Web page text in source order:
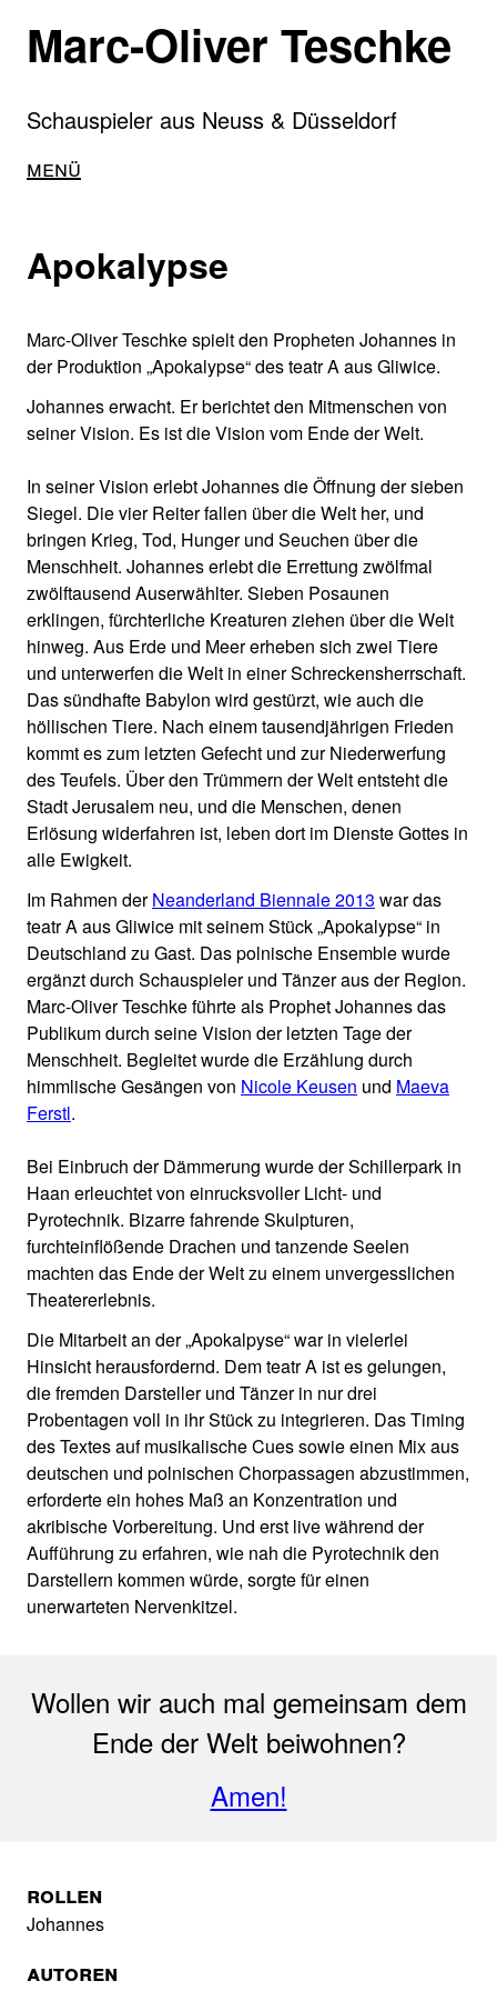
InhaltMarc-Oliver Teschke
Schauspieler aus Neuss & Düsseldorf
MainMenü
Apokalypse
Marc-Oliver Teschke spielt den Propheten Johannes in
der Produktion „Apokalypse“ des teatr A aus Gliwice.
Johannes erwacht. Er berichtet den Mitmenschen von
seiner Vision. Es ist die Vision vom Ende der Welt.
In seiner Vision erlebt Johannes die Öffnung der sieben
Siegel. Die vier Reiter fallen über die Welt her, und
bringen Krieg, Tod, Hunger und Seuchen über die
Menschheit. Johannes erlebt die Errettung zwölfmal
zwölftausend Auserwählter. Sieben Posaunen
erklingen, fürchterliche Kreaturen ziehen über die Welt
hinweg. Aus Erde und Meer erheben sich zwei Tiere
und unterwerfen die Welt in einer Schreckensherrschaft.
Das sündhafte Babylon wird gestürzt, wie auch die
höllischen Tiere. Nach einem tausendjährigen Frieden
kommt es zum letzten Gefecht und zur Niederwerfung
des Teufels. Über den Trümmern der Welt entsteht die
Stadt Jerusalem neu, und die Menschen, denen
Erlösung widerfahren ist, leben dort im Dienste Gottes in
alle Ewigkeit.
Im Rahmen derNeanderland Biennale 2013 war das
teatr A aus Gliwice mit seinem Stück „Apokalypse“ in
Deutschland zu Gast. Das polnische Ensemble wurde
ergänzt durch Schauspieler und Tänzer aus der Region.
Marc-Oliver Teschke führte als Prophet Johannes das
Publikum durch seine Vision der letzten Tage der
Menschheit. Begleitet wurde die Erzählung durch
himmlische Gesängen von Nicole Keusen und Maeva
Ferstl.
Bei Einbruch der Dämmerung wurde der Schillerpark in
Haan erleuchtet von einrucksvoller Licht- und
Pyrotechnik. Bizarre fahrende Skulpturen,
furchteinflößende Drachen und tanzende Seelen
machten das Ende der Welt zu einem unvergesslichen
Theatererlebnis.
Die Mitarbeit an der „Apokalpyse“ war in vielerlei
Hinsicht herausfordernd. Dem teatr A ist es gelungen,
die fremden Darsteller und Tänzer in nur drei
Probentagen voll in ihr Stück zu integrieren. Das Timing
des Textes auf musikalische Cues sowie einen Mix aus
deutschen und polnischen Chorpassagen abzustimmen,
erforderte ein hohes Maß an Konzentration und
akribische Vorbereitung. Und erst live während der
Aufführung zu erfahren, wie nah die Pyrotechnik den
Darstellern kommen würde, sorgte für einen
unerwarteten Nervenkitzel.
Wollen wir auch mal gemeinsam dem
Ende der Welt beiwohnen?
Amen!
Rollen
Johannes
Autoren